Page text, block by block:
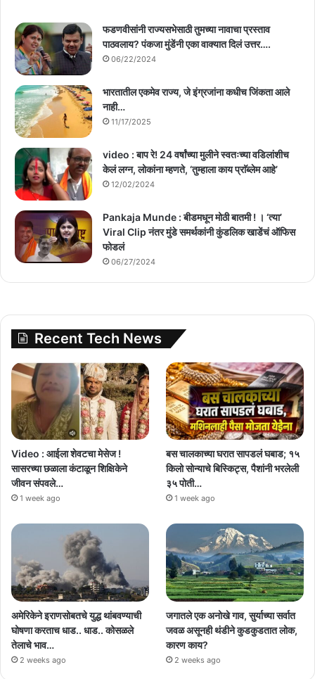
फडणवीसांनी राज्यसभेसाठी तुमच्या नावाचा प्रस्ताव
पाठवलाय? पंकजा मुंडेंनी एका वाक्यात दिलं उत्तर….
06/22/2024
भारतातील एकमेव राज्य, जे इंग्रजांना कधीच जिंकता आले
नाही…
11/17/2025
video : बाप रे! 24 वर्षांच्या मुलीने स्वतःच्या वडिलांशीच
केलं लग्न, लोकांना म्हणते, ‘तुम्हाला काय प्राॅब्लेम आहे’
12/02/2024
Pankaja Munde : बीडमधून मोठी बातमी ! । ‘त्या’
Viral Clip नंतर मुंडे समर्थकांनी कुंडलिक खाडेंचं ऑफिस
फोडलं
06/27/2024
Recent Tech News
Video : आईला शेवटचा मेसेज !
सासरच्या छळाला कंटाळून शिक्षिकेने
जीवन संपवले…
1 week ago
बस चालकाच्या घरात सापडलं घबाड; १५
किलो सोन्याचे बिस्किट्स, पैशांनी भरलेली
३५ पोती…
1 week ago
अमेरिकेने इराणसोबतचे युद्ध थांबवण्याची
घोषणा करताच धाड.. धाड.. कोसळले
तेलाचे भाव…
2 weeks ago
जगातले एक अनोखे गाव, सुर्याच्या सर्वात
जवळ असूनही थंडीने कुडकुडतात लोक,
कारण काय?
2 weeks ago